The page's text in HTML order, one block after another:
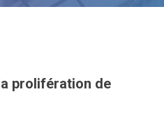
prolifération de